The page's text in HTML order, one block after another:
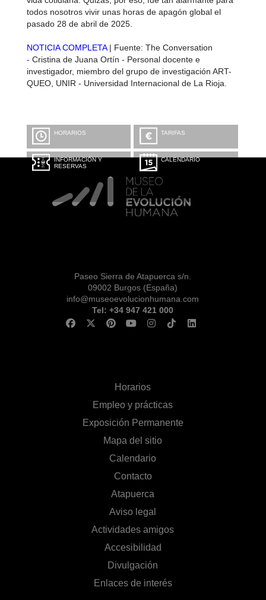
todos nosotros vivir unas horas de apagón global el
pasado 28 de abril de 2025.
NOTICIA COMPLETA| Fuente: The Conversation
- Cristina de Juana Ortín - Personal docente e
investigador, miembro del grupo de investigación ART-
QUEO, UNIR - Universidad Internacional de La Rioja.
HORARIOS TARIFAS
INFORMACIÓN Y
RESERVAS
CALENDARIO
Paseo Sierra de Atapuerca s/n.
09002 Burgos (España)
info@museoevolucionhumana.com
Tel: +34 947 421 000
Horarios
Empleo y prácticas
Exposición Permanente
Mapa del sitio
Calendario
Contacto
Atapuerca
Aviso legal
Actividades amigos
Accesibilidad
Divulgación
Enlaces de interés